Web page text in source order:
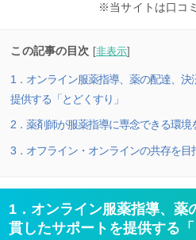
※当サイトは口コ
この記事の目次 [非表示]
1．オンライン服薬指導、薬の配達、
提供する「とどくすり」
2．薬剤師が服薬指導に専念できる環境
3．オフライン・オンラインの共存を目
1．オンライン服薬指導、薬
貫したサポートを提供する「